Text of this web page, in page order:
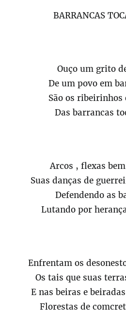
BARRANCAS
Ouço um grito
De um povo em
São os ribeirinhos
Das barrancas
Arcos , flexas
Suas danças de
Defendendo as
Lutando por
Enfrentam os
Os tais que suas
E nas beiras e
Florestas de